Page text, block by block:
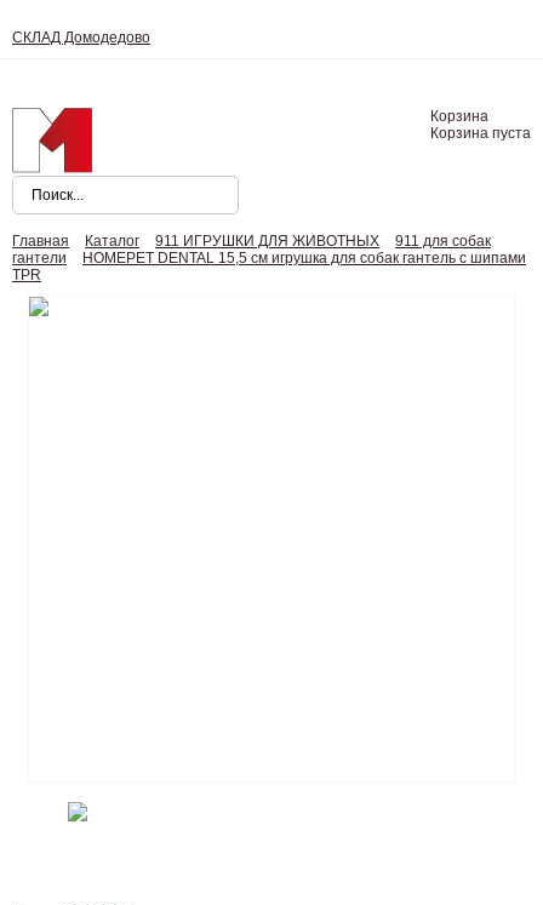
СКЛАД Домодедово
Корзина
Корзина пуста
Главная Каталог 911 ИГРУШКИ ДЛЯ ЖИВОТНЫХ
911 для собак
гантели
HOMEPET DENTAL 15,5 см игрушка для собак гантель с шипами
TPR